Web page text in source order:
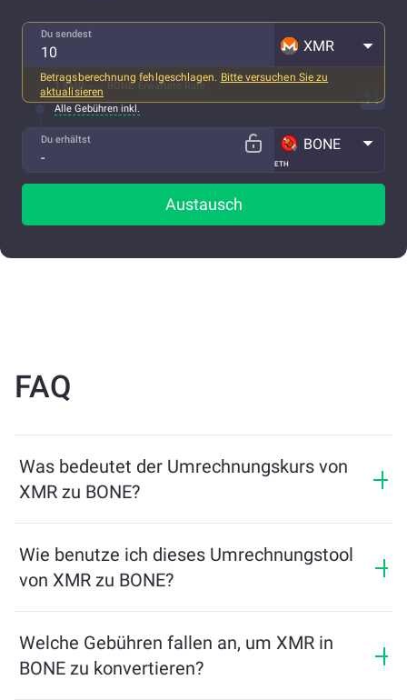
Du sendest
XMR
Betragsberechnung fehlgeschlagen. Bitte versuchen Sie zu
aktualisieren
1 XMR ~ ... BONE
Erwartete Rate
Alle Gebühren inkl.
Du erhältst
ETH
BONE
Austausch
FAQ
Was bedeutet der Umrechnungskurs von
XMR zu BONE?
Austausch für XMR erhalten. Dieser Kurs schwankt je
nach Marktbedingungen, Angebot und Nachfrage
Wie benutze ich dieses Umrechnungstool
von XMR zu BONE?
tauschen möchten, und das Tool berechnet die
geschätzte Menge an BONE, die Sie erhalten. Folgen
Welche Gebühren fallen an, um XMR in
BONE zu konvertieren?